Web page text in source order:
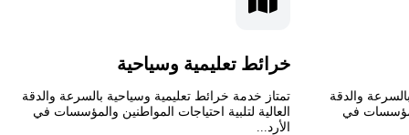
والدقة
في
خرائط تعليمية وسياحية
تمتاز خدمة خرائط تعليمية وسياحية بالسرعة والدقة
العالية لتلبية احتياجات المواطنين والمؤسسات في
الأرد...